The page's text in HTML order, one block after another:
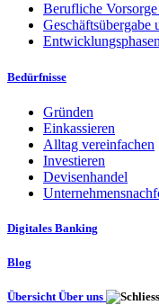
Berufliche
Geschäftsübergabe
Bedürfnisse
Gründen
Einkassieren
Alltag vereinfachen
Investieren
Devisenhandel
Digitales Banking
Blog
Übersicht Über uns